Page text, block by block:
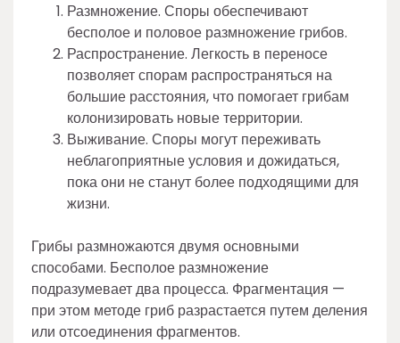
Размножение. Споры обеспечивают
бесполое и половое размножение грибов.
Распространение. Легкость в переносе
позволяет спорам распространяться на
большие расстояния, что помогает грибам
колонизировать новые территории.
Выживание. Споры могут переживать
неблагоприятные условия и дожидаться,
пока они не станут более подходящими для
жизни.
Грибы размножаются двумя основными
способами. Бесполое размножение
подразумевает два процесса. Фрагментация —
при этом методе гриб разрастается путем деления
или отсоединения фрагментов.